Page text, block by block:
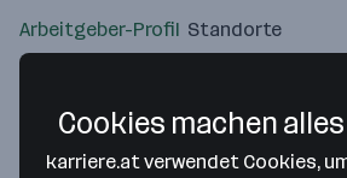
Arbeitgeber-Profil Standorte
Cookies machen
karriere.at verwendet Cookies,